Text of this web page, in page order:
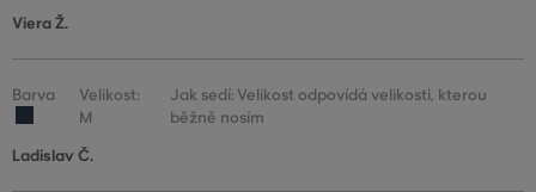
Viera Ž.
Barva
Velikost:
M
Jak sedí: Velikost odpovídá velikosti, kterou
běžně nosím
Ladislav Č.